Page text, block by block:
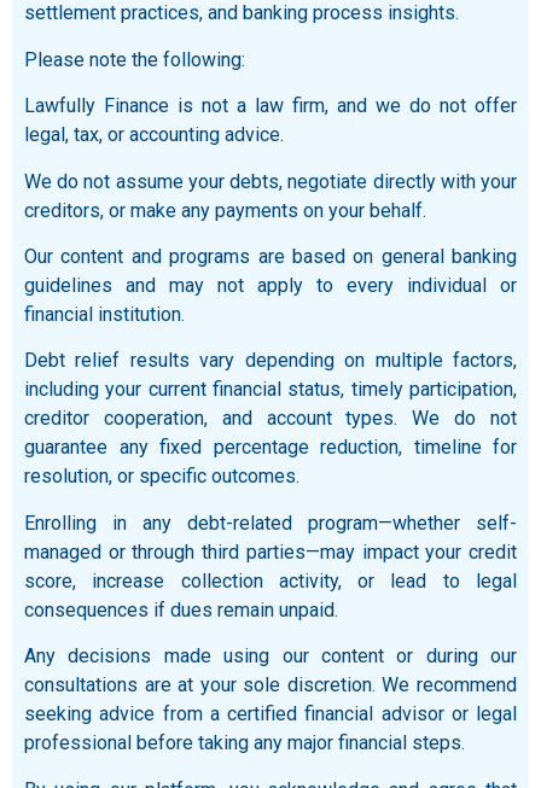
settlement practices, and banking process insights.
Please note the following:
Lawfully Finance is not a law firm, and we do not offer
legal, tax, or accounting advice.
We do not assume your debts, negotiate directly with your
creditors, or make any payments on your behalf.
Our content and programs are based on general banking
guidelines and may not apply to every individual or
financial institution.
Debt relief results vary depending on multiple factors,
including your current financial status, timely participation,
creditor cooperation, and account types. We do not
guarantee any fixed percentage reduction, timeline for
resolution, or specific outcomes.
Enrolling in any debt-related program—whether self-
managed or through third parties—may impact your credit
score, increase collection activity, or lead to legal
consequences if dues remain unpaid.
Any decisions made using our content or during our
consultations are at your sole discretion. We recommend
seeking advice from a certified financial advisor or legal
professional before taking any major financial steps.